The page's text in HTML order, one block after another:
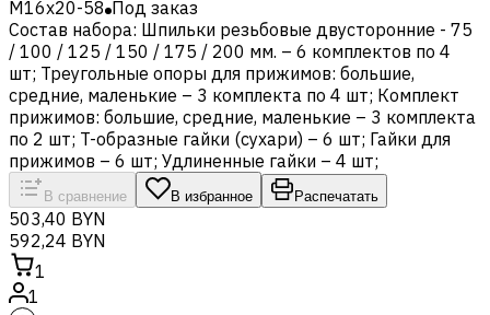
M16x20-58 Под заказ
Состав набора: Шпильки резьбовые двусторонние - 75
/ 100 / 125 / 150 / 175 / 200 мм. – 6 комплектов по 4
шт; Треугольные опоры для прижимов: большие,
средние, маленькие – 3 комплекта по 4 шт; Комплект
прижимов: большие, средние, маленькие – 3 комплекта
по 2 шт; T-образные гайки (сухари) – 6 шт; Гайки для
прижимов – 6 шт; Удлиненные гайки – 4 шт;
В сравнение В избранное Распечатать
503,40 BYN
592,24 BYN
1
1